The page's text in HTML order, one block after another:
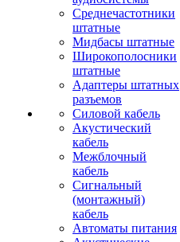
Среднечастотники
штатные
Мидбасы штатные
Широкополосники
штатные
Адаптеры штатных
разъемов
Силовой кабель
Акустический
кабель
Межблочный
кабель
Сигнальный
(монтажный)
кабель
Автоматы питания